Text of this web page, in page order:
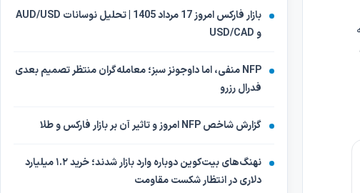
بازار فارکس امروز 17 مرداد 1405 | تحلیل نوسانات AUD/USD
و USD/CAD
NFP منفی، اما داوجونز سبز؛ معامله‌گران منتظر تصمیم بعدی
فدرال رزرو
گزارش شاخص NFP امروز و تاثیر آن بر بازار فارکس و طلا
نهنگ‌های بیت‌کوین دوباره وارد بازار شدند؛ خرید ۱.۲ میلیارد
دلاری در انتظار شکست مقاومت